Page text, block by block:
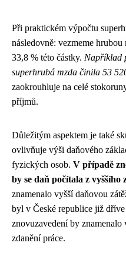
Při praktickém výpočtu
následovně: vezmeme
33,8 % této částky. Například
superhrubá mzda činila 53
zaokrouhluje na celé
příjmů.
Důležitým aspektem je také
ovlivňuje výši daňového
fyzických osob. V případě
by se daň počítala z vyššího
znamenalo vyšší daňovou
byl v České republice již
znovuzavedení by
zdanění práce.